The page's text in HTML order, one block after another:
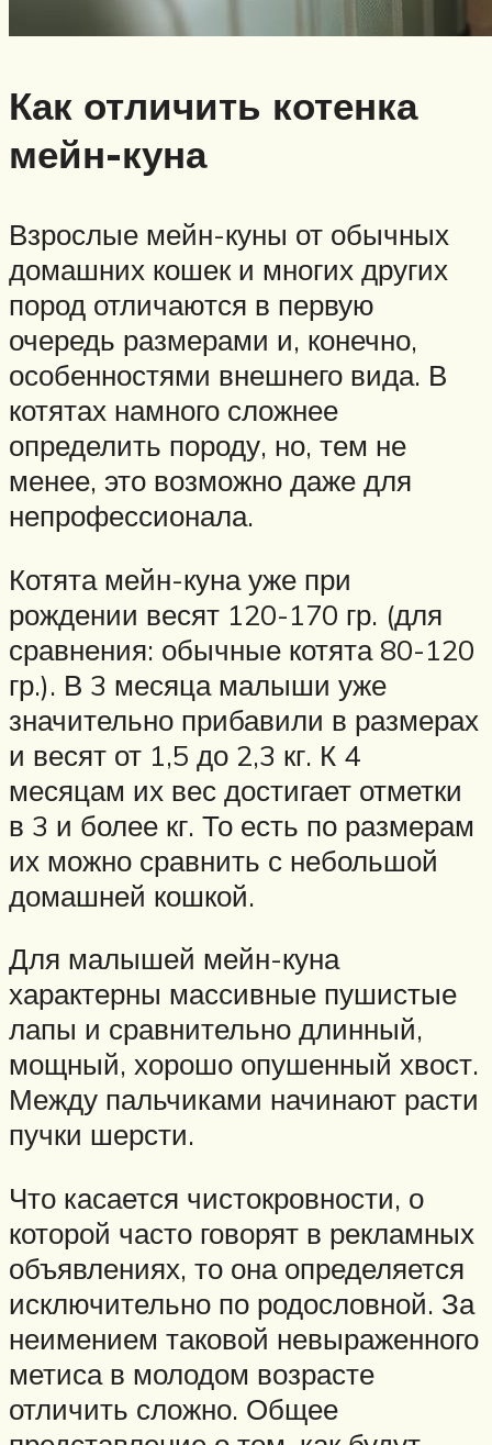
Как отличить котенка
мейн-куна
Взрослые мейн-куны от обычных
домашних кошек и многих других
пород отличаются в первую
очередь размерами и, конечно,
особенностями внешнего вида. В
котятах намного сложнее
определить породу, но, тем не
менее, это возможно даже для
непрофессионала.
Котята мейн-куна уже при
рождении весят 120-170 гр. (для
сравнения: обычные котята 80-120
гр.). В 3 месяца малыши уже
значительно прибавили в размерах
и весят от 1,5 до 2,3 кг. К 4
месяцам их вес достигает отметки
в 3 и более кг. То есть по размерам
их можно сравнить с небольшой
домашней кошкой.
Для малышей мейн-куна
характерны массивные пушистые
лапы и сравнительно длинный,
мощный, хорошо опушенный хвост.
Между пальчиками начинают расти
пучки шерсти.
Что касается чистокровности, о
которой часто говорят в рекламных
объявлениях, то она определяется
исключительно по родословной. За
неимением таковой невыраженного
метиса в молодом возрасте
отличить сложно. Общее